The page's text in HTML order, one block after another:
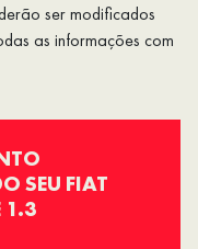
ser modificados
as informações com
SEU FIAT
1.3